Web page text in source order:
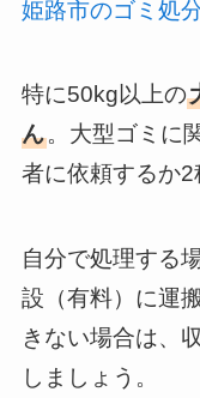
姫路市のゴミ処
特に50kg以上の
ん。大型ゴミに
者に依頼するか2
自分で処理する
設（有料）に運
きない場合は、
しましょう。